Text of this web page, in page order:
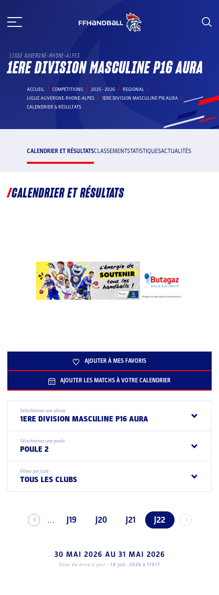
au
LIGUE AUVERGNE-RHONE-ALPES
1ERE DIVISION MASCULINE P16 AURA
ACCUEIL COMPÉTITIONS 2025 - 2026
REGIONAL
LIGUE AUVERGNE-RHONE-ALPES
1ERE DIVISION MASCULINE P16 AURA
CALENDRIER & RÉSULTATS
CALENDRIER ET RÉSULTATSCLASSEMENTSTATISTIQUESACTUALITÉS
CALENDRIER ET RÉSULTATS
AJOUTER À MES FAVORIS
AJOUTER LES MATCHS À VOTRE CALENDRIER
Sélectionner une phase
1ERE DIVISION MASCULINE P16 AURA
Sélectionner une poule
POULE 2
Filtrer par club
TOUS LES CLUBS
... J19 J20 J21 J22
30 MAI 2026 AU 31 MAI 2026
Date de mise à jour : 10 juil. 2026 à 11h17